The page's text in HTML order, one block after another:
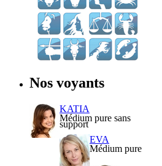
Nos voyants
KATIA
Médium pure sans
support
EVA
Médium pure